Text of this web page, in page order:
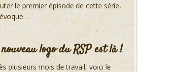
le premier épisode de cette série,
logo du RSP est là !
plusieurs mois de travail, voici le